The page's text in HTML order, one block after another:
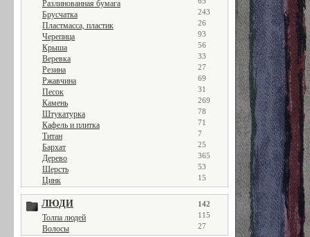
Разлинованная бумага
Брусчатка 243
Пластмасса, пластик 26
Черепица 93
Крыша 56
Веревка 33
Резина 27
Ржавчина 69
Песок 31
Камень 269
Штукатурка 78
Кафель и плитка 71
Титан 7
Бархат 25
Дерево 365
Шерсть 53
Цинк 15
ЛЮДИ 142
Толпа людей 115
Волосы 27